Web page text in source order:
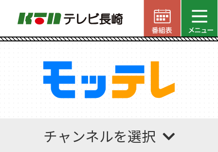
チャンネルを選択